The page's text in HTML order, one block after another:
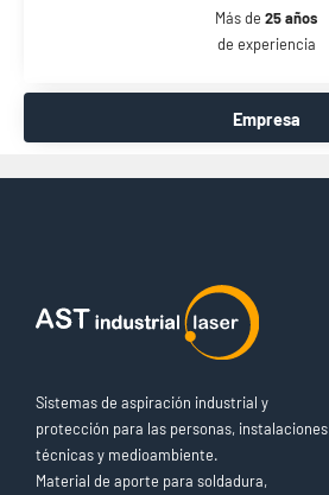
Más de 25 años
de experiencia
Empresa
Sistemas de aspiración industrial y
protección para las personas, instalaciones
técnicas y medioambiente.
Material de aporte para soldadura,